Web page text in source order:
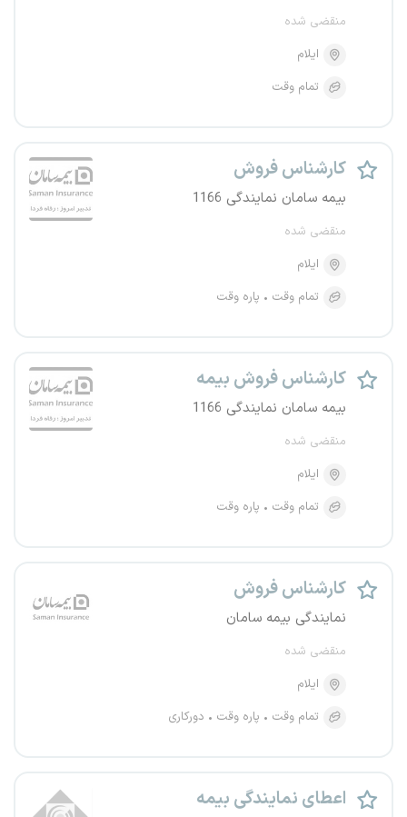
منقضی شده
ایلام
تمام وقت
کارشناس فروش
بیمه سامان نمایندگی 1166
منقضی شده
ایلام
تمام وقت
پاره وقت
کارشناس فروش بیمه
بیمه سامان نمایندگی 1166
منقضی شده
ایلام
تمام وقت
پاره وقت
کارشناس فروش
نمایندگی بیمه سامان
منقضی شده
ایلام
تمام وقت
پاره وقت دورکاری
اعطای نمایندگی بیمه